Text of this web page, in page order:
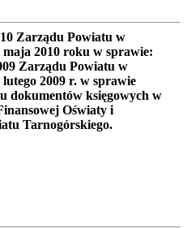
Zarządu Powiatu w
2010 roku w sprawie:
Zarządu Powiatu w
2009 r. w sprawie
dokumentów księgowych w
Oświaty i
Tarnogórskiego.